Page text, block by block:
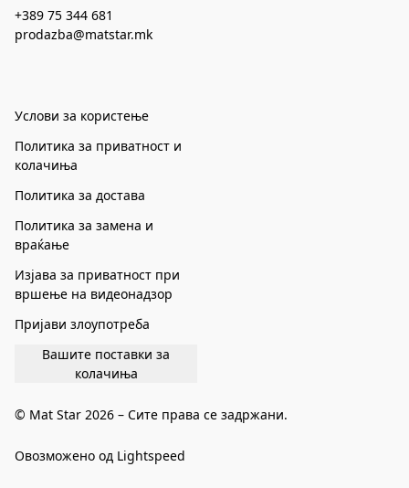
+389 75 344 681
prodazba@matstar.mk
Услови за користење
Политика за приватност и
колачиња
Политика за достава
Политика за замена и
враќање
Изјава за приватност при
вршење на видеонадзор
Пријави злоупотреба
Вашите поставки за
колачиња
© Mat Star 2026 – Сите права се задржани.
Овозможено од Lightspeed